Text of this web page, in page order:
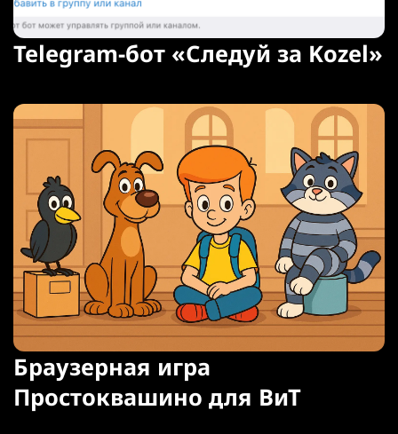
Telegram-бот «Следуй за Kozel»
Браузерная игра
Простоквашино для ВиТ